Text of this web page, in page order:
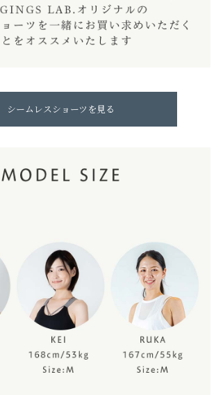
シームレスショーツを見る